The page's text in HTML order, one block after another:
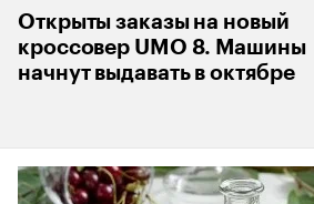
Открыты заказы на новый
кроссовер UMO 8. Машины
начнут выдавать в октябре